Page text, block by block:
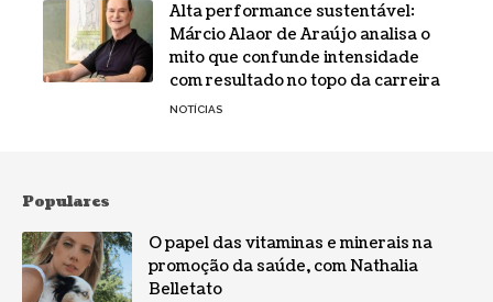
Alta performance sustentável:
Márcio Alaor de Araújo analisa o
mito que confunde intensidade
com resultado no topo da carreira
NOTÍCIAS
Populares
O papel das vitaminas e minerais na
promoção da saúde, com Nathalia
Belletato